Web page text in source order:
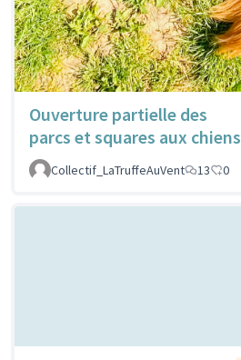
Ouverture partielle des
parcs et squares aux chiens
Collectif_LaTruffeAuVent
13 0